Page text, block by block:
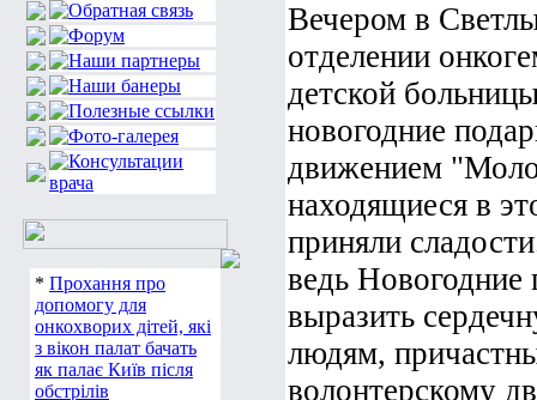
* Прохання про
допомогу для
онкохворих дітей, які
з вікон палат бачать
як палає Київ після
обстрілів
Вечером в
отделении
детской
новогодние
движением
находящиеся в
приняли
ведь
выразить
людям,
волонтерскому